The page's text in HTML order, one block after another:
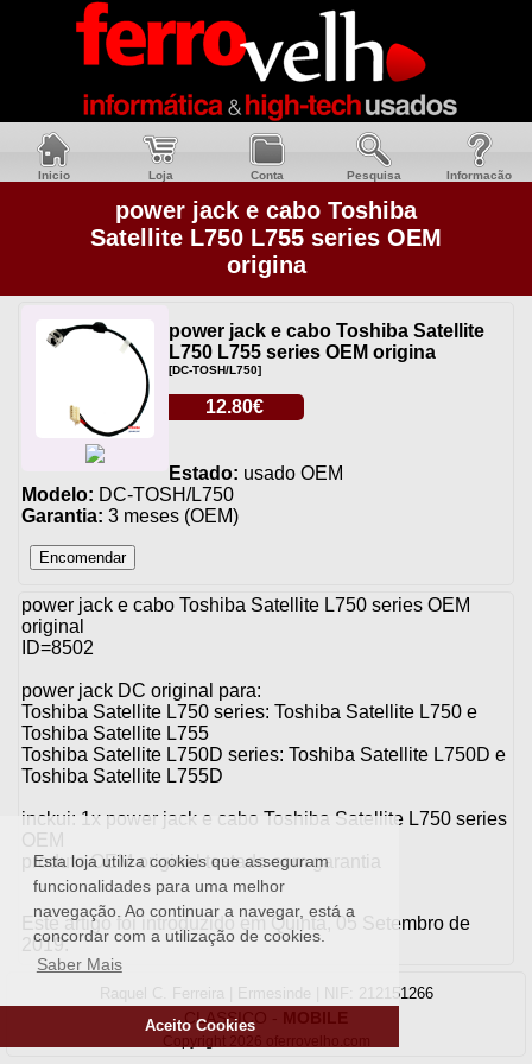
Esta loja utiliza cookies que asseguram
funcionalidades para uma melhor
navegação. Ao continuar a navegar, está a
concordar com a utilização de cookies.
Saber Mais
Aceito Cookies
Inicio Loja Conta Pesquisa Informacão
power jack e cabo Toshiba
Satellite L750 L755 series OEM
origina
power jack e cabo Toshiba Satellite
L750 L755 series OEM origina
[DC-TOSH/L750]
12.80€
Estado: usado OEM
Modelo: DC-TOSH/L750
Garantia: 3 meses (OEM)
power jack e cabo Toshiba Satellite L750 series OEM
original
ID=8502
power jack DC original para:
Toshiba Satellite L750 series: Toshiba Satellite L750 e
Toshiba Satellite L755
Toshiba Satellite L750D series: Toshiba Satellite L750D e
Toshiba Satellite L755D
inckui: 1x power jack e cabo Toshiba Satellite L750 series
OEM
produto OEM original testado com garantia
Este artigo foi introduzido em Quinta, 05 Setembro de
2019.
Raquel C. Ferreira | Ermesinde | NIF: 212151266
CLASSICO - MOBILE
Copyright 2026 oferrovelho.com